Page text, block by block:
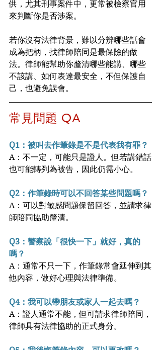
供，尤其刑事案件中，更常被檢察官用
來判斷你是否涉案。
若你沒有法律背景，難以分辨哪些話會
成為把柄，找律師陪同是最保險的做
法。律師能幫助你釐清哪些能講、哪些
不該講、如何表達最安全，不但保護自
己，也避免誤會。
常見問題 QA
Q1：被叫去作筆錄是不是代表我有罪？
A：不一定，可能只是證人。但若講錯話
也可能轉列為被告，因此仍需小心。
Q2：作筆錄時可以不回答某些問題嗎？
A：可以對敏感問題保留回答，並請求律
師陪同協助釐清。
Q3：警察說「很快一下」就好，真的
嗎？
A：通常不只一下，作筆錄常會延伸到其
他內容，做好心理與法律準備。
Q4：我可以帶朋友或家人一起去嗎？
A：證人通常不能，但可請求律師陪同，
律師具有法律協助的正式身分。